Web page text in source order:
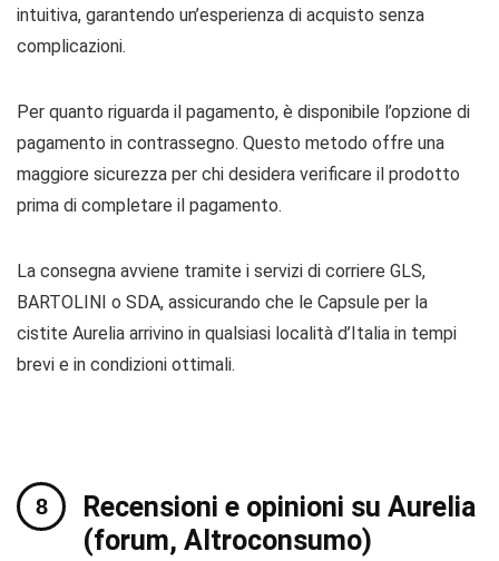
intuitiva, garantendo un’esperienza di acquisto senza
complicazioni.
Per quanto riguarda il pagamento, è disponibile l’opzione di
pagamento in contrassegno. Questo metodo offre una
maggiore sicurezza per chi desidera verificare il prodotto
prima di completare il pagamento.
La consegna avviene tramite i servizi di corriere GLS,
BARTOLINI o SDA, assicurando che le Capsule per la
cistite Aurelia arrivino in qualsiasi località d’Italia in tempi
brevi e in condizioni ottimali.
Recensioni e opinioni su Aurelia
(forum, Altroconsumo)